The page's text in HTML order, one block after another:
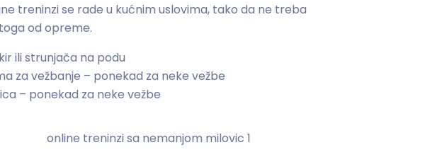
treninzi se rade u kućnim uslovima, tako da ne treba
od opreme.
ili strunjača na podu
za vežbanje – ponekad za neke vežbe
– ponekad za neke vežbe